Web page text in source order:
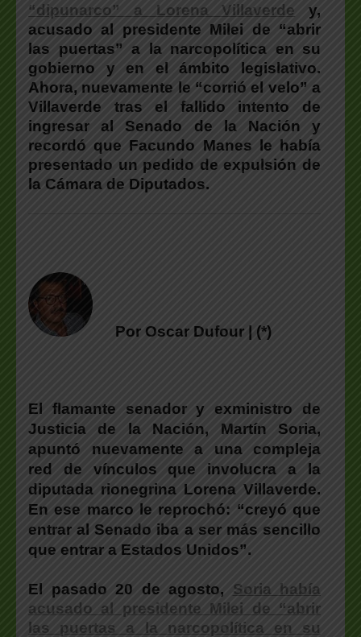
“dipunarco” a Lorena Villaverde y,
acusado al presidente Milei de “abrir
las puertas” a la narcopolítica en su
gobierno y en el ámbito legislativo.
Ahora, nuevamente le “corrió el velo” a
Villaverde tras el fallido intento de
ingresar al Senado de la Nación y
recordó que Facundo Manes le había
presentado un pedido de expulsión de
la Cámara de Diputados.
Por Oscar Dufour | (*)
El flamante senador y exministro de
Justicia de la Nación, Martín Soria,
apuntó nuevamente a una compleja
red de vínculos que involucra a la
diputada rionegrina Lorena Villaverde.
En ese marco le reprochó: “creyó que
entrar al Senado iba a ser más sencillo
que entrar a Estados Unidos”.
El pasado 20 de agosto, Soria había
acusado al presidente Milei de “abrir
las puertas a la narcopolítica en su